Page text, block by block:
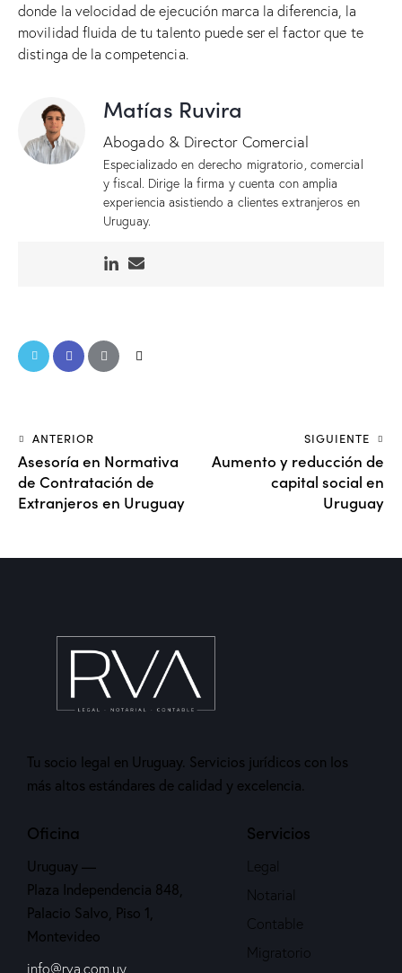
donde la velocidad de ejecución marca la diferencia, la
movilidad fluida de tu talento puede ser el factor que te
distinga de la competencia.
Matías Ruvira
Abogado & Director Comercial
Especializado en derecho migratorio, comercial
y fiscal. Dirige la firma y cuenta con amplia
experiencia asistiendo a clientes extranjeros en
Uruguay.
ANTERIOR
Asesoría en Normativa
de Contratación de
Extranjeros en Uruguay
SIGUIENTE
Aumento y reducción de
capital social en
Uruguay
Tu socio legal en Uruguay. Servicios jurídicos con los
más altos estándares de calidad y excelencia.
Oficina
Uruguay —
Plaza Independencia 848,
Palacio Salvo, Piso 1,
Montevideo
info@rva.com.uy
Servicios
Legal
Notarial
Contable
Migratorio